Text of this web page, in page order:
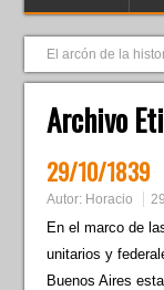
El arcón de la
Archivo
29/10/1839
Autor: Horacio
En el marco de
unitarios y
Buenos Aires